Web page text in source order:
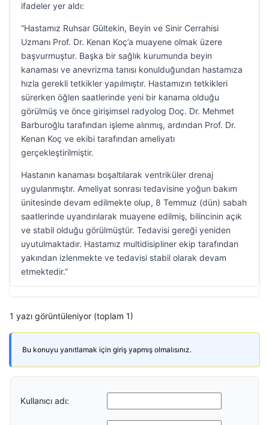
ifadeler yer aldı:
“Hastamız Ruhsar Gültekin, Beyin ve Sinir Cerrahisi
Uzmanı Prof. Dr. Kenan Koç’a muayene olmak üzere
başvurmuştur. Başka bir sağlık kurumunda beyin
kanaması ve anevrizma tanısı konulduğundan hastamıza
hızla gerekli tetkikler yapılmıştır. Hastamızın tetkikleri
sürerken öğlen saatlerinde yeni bir kanama olduğu
görülmüş ve önce girişimsel radyolog Doç. Dr. Mehmet
Barburoğlu tarafından işleme alınmış, ardından Prof. Dr.
Kenan Koç ve ekibi tarafından ameliyatı
gerçekleştirilmiştir.
Hastanın kanaması boşaltılarak ventriküler drenaj
uygulanmıştır. Ameliyat sonrası tedavisine yoğun bakım
ünitesinde devam edilmekte olup, 8 Temmuz (dün) sabah
saatlerinde uyandırılarak muayene edilmiş, bilincinin açık
ve stabil olduğu görülmüştür. Tedavisi gereği yeniden
uyutulmaktadır. Hastamız multidisipliner ekip tarafından
yakından izlenmekte ve tedavisi stabil olarak devam
etmektedir.”
1 yazı görüntüleniyor (toplam 1)
Bu konuyu yanıtlamak için giriş yapmış olmalısınız.
Kullanıcı adı: